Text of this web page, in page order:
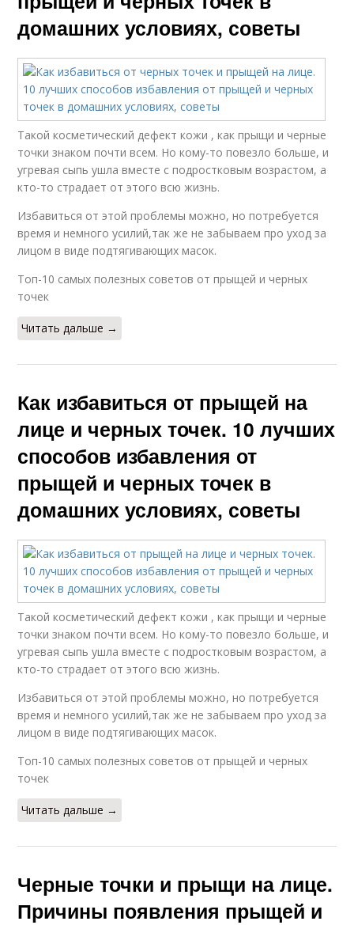
домашних условиях, советы
Такой косметический дефект кожи , как прыщи и черные
точки знаком почти всем. Но кому-то повезло больше, и
угревая сыпь ушла вместе с подростковым возрастом, а
кто-то страдает от этого всю жизнь.
Избавиться от этой проблемы можно, но потребуется
время и немного усилий,так же не забываем про уход за
лицом в виде подтягивающих масок.
Топ-10 самых полезных советов от прыщей и черных
точек
Читать дальше →
Как избавиться от прыщей на
лице и черных точек. 10 лучших
способов избавления от
прыщей и черных точек в
домашних условиях, советы
Такой косметический дефект кожи , как прыщи и черные
точки знаком почти всем. Но кому-то повезло больше, и
угревая сыпь ушла вместе с подростковым возрастом, а
кто-то страдает от этого всю жизнь.
Избавиться от этой проблемы можно, но потребуется
время и немного усилий,так же не забываем про уход за
лицом в виде подтягивающих масок.
Топ-10 самых полезных советов от прыщей и черных
точек
Читать дальше →
Черные точки и прыщи на лице.
Причины появления прыщей и